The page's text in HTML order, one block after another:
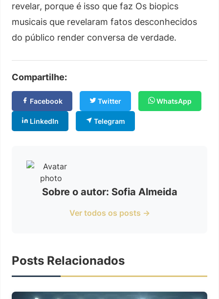
revelar, porque é isso que faz Os biopics
musicais que revelaram fatos desconhecidos
do público render conversa de verdade.
Compartilhe:
Facebook Twitter WhatsApp
LinkedIn Telegram
Sobre o autor: Sofia Almeida
Ver todos os posts →
Posts Relacionados